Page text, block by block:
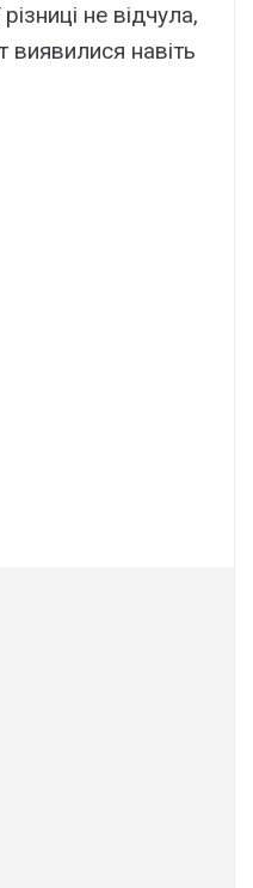
не відчула,
виявилися навіть